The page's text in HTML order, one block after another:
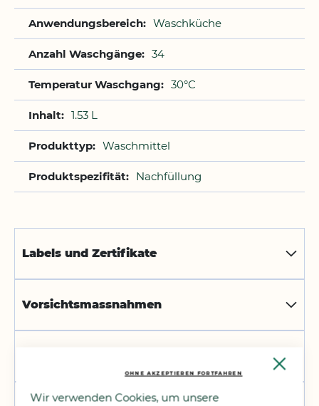
Close
Bar
Wir verwenden Cookies, um unsere
OHNE AKZEPTIEREN FORTFAHREN
Waschküche
34
30°C
1.53 L
Waschmittel
Nachfüllung
Labels und Zertifikate
Vorsichtsmassnahmen